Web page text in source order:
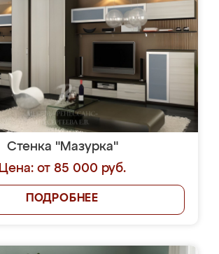
Стенка "Мазурка"
Цена: от 85 000 руб.
ПОДРОБНЕЕ